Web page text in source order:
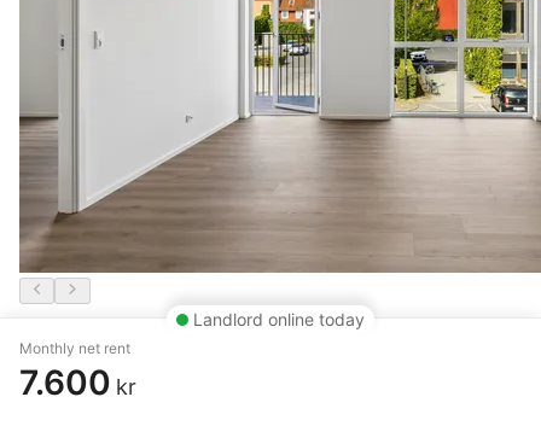
Landlord online today
Monthly net rent
7.600 kr
2 rm. apartment of 67 m²
Fredericia ,Gothersgade